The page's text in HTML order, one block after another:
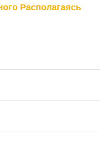
Располагаясь